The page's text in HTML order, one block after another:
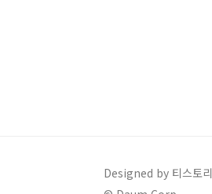
Designed by 티스토리